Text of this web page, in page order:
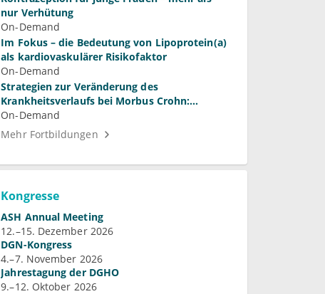
nur Verhütung
On-Demand
Im Fokus – die Bedeutung von Lipoprotein(a)
als kardiovaskulärer Risikofaktor
On-Demand
Strategien zur Veränderung des
Krankheitsverlaufs bei Morbus Crohn:
Bedeutung und Perspektiven
On-Demand
Mehr Fortbildungen
Kongresse
ASH Annual Meeting
12.–15. Dezember 2026
DGN-Kongress
4.–7. November 2026
Jahrestagung der DGHO
9.–12. Oktober 2026